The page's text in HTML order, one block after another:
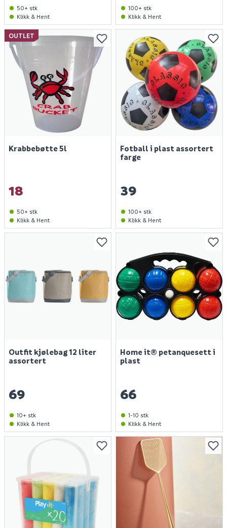
50+ stk
Klikk & Hent
100+ stk
Klikk & Hent
OUTLET
Krabbebøtte 5l
18
50+ stk
Klikk & Hent
Fotball i plast assortert
farge
39
100+ stk
Klikk & Hent
Outfit kjølebag 12 liter
assortert
69
10+ stk
Klikk & Hent
Home it® petanquesett i
plast
66
1-10 stk
Klikk & Hent